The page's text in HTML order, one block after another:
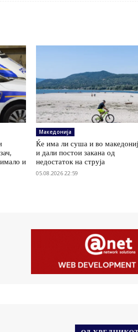
и
Македонија
Ќе има ли суша и во
и дали постои закана од
недостаток на струја
05.08.2026 22:59